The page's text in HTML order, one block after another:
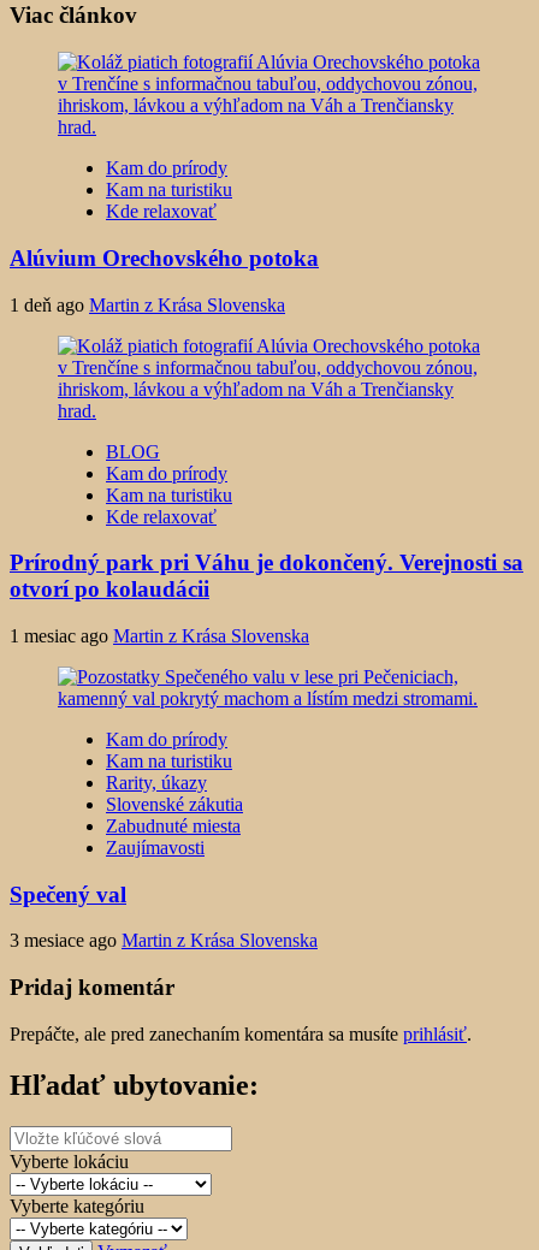
Viac článkov
Kam do prírody
Kam na turistiku
Kde relaxovať
Alúvium Orechovského potoka
1 deň ago Martin z Krása Slovenska
BLOG
Kam do prírody
Kam na turistiku
Kde relaxovať
Prírodný park pri Váhu je dokončený. Verejnosti sa
otvorí po kolaudácii
1 mesiac ago Martin z Krása Slovenska
Kam do prírody
Kam na turistiku
Rarity, úkazy
Slovenské zákutia
Zabudnuté miesta
Zaujímavosti
Spečený val
3 mesiace ago Martin z Krása Slovenska
Pridaj komentár
Prepáčte, ale pred zanechaním komentára sa musíte prihlásiť.
Hľadať ubytovanie:
Vyberte lokáciu
Vyberte kategóriu